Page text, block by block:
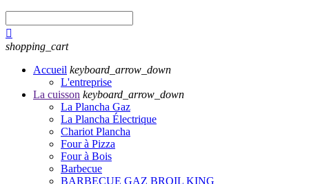

shopping_cart
Accueil keyboard_arrow_down
L'entreprise
La cuisson keyboard_arrow_down
La Plancha Gaz
La Plancha Électrique
Chariot Plancha
Four à Pizza
Four à Bois
Barbecue
BARBECUE GAZ BROIL KING